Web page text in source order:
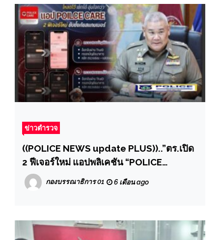
การกระทําความผิดเกี่ยวกับ บุหรี่ไฟฟ้าและ
ผลิตภัณฑ์ยาสูบ
ข่าวตำรวจ
((POLICE NEWS update PLUS))..”ตร.เปิด
2 ฟีเจอร์ใหม่ แอปพลิเคชัน “POLICE
CARE“ตรวจสอบบัญชีมิจฉาชีพ” และ “ตรวจ
สอบเบอร์มิจฉาชีพ” แนะเช็กก่อน โหลดไว้ ไม่
กองบรรณาธิการ 01 6 เดือน ago